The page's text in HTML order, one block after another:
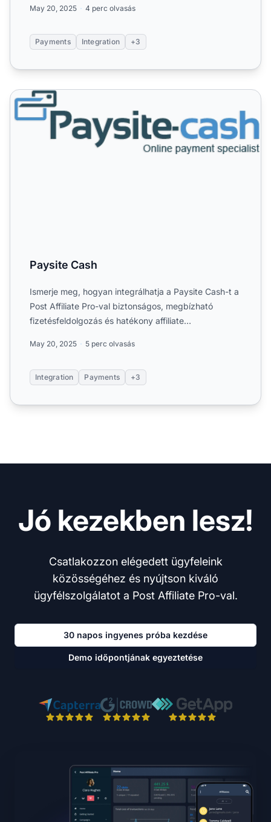
May 20, 2025 4 perc olvasás
Payments Integration +3
Paysite Cash
Paysite Cash
Ismerje meg, hogyan integrálhatja a Paysite Cash-t a
Post Affiliate Pro-val biztonságos, megbízható
fizetésfeldolgozás és hatékony affiliate
May 20, 2025 5 perc olvasás
Integration Payments +3
Jó kezekben lesz!
Csatlakozzon elégedett ügyfeleink
közösségéhez és nyújtson kiváló
ügyfélszolgálatot a Post Affiliate Pro-val.
30 napos ingyenes próba kezdése
Demo időpontjának egyeztetése